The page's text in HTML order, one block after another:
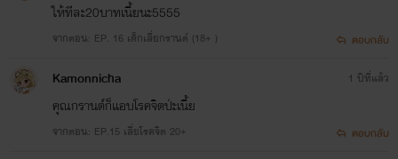
ให้ทีละ20บาทเนี้ยนะ5555
จากตอน: EP. 16 เด็กเสี่ยกรานต์ (18+ ) ตอบกลับ
Kamonnicha
คุณกรานต์ก็แอบโรคจิตป่ะเนี้ย
จากตอน: EP.15 เสี่ยโรคจิต 20+
1 ปีที่แล้ว
ตอบกลับ